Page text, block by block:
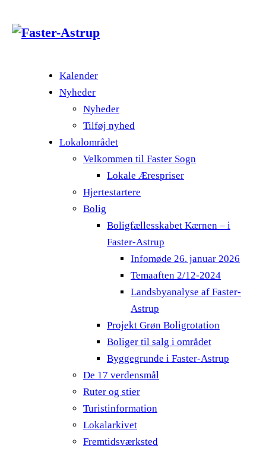
Kalender
Nyheder
Nyheder
Tilføj nyhed
Lokalområdet
Velkommen til Faster Sogn
Lokale Ærespriser
Hjertestartere
Bolig
Boligfællesskabet Kærnen – i
Faster-Astrup
Infomøde 26. januar 2026
Temaaften 2/12-2024
Landsbyanalyse af Faster-
Astrup
Projekt Grøn Boligrotation
Boliger til salg i området
Byggegrunde i Faster-Astrup
De 17 verdensmål
Ruter og stier
Turistinformation
Lokalarkivet
Fremtidsværksted